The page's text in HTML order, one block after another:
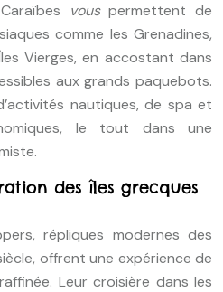
vouspermettent de
comme les Grenadines,
Vierges, en accostant dans
aux grands paquebots.
nautiques, de spa et
le tout dans une
des îles grecques
répliques modernes des
offrent une expérience de
Leur croisière dans les